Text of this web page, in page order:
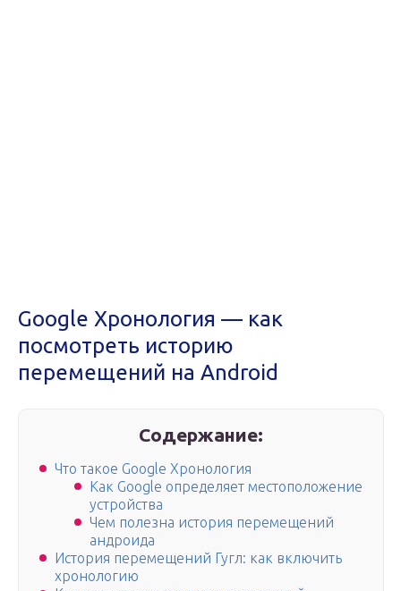
Google Хронология — как
посмотреть историю
перемещений на Android
Содержание:
Что такое Google Хронология
Как Google определяет местоположение
устройства
Чем полезна история перемещений
андроида
История перемещений Гугл: как включить
хронологию